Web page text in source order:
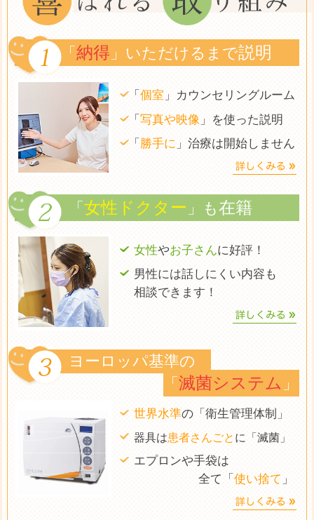
「納得 」いただけるまで説明
「 個室 」カウンセリングルーム
「 写真や映像 」を使った説明
「 勝手に 」治療は開始しません
「女性ドクター 」も在籍
女性やお子さんに好評！
男性には話しにくい内容も
相談できます！
ヨーロッパ基準の
「滅菌システム 」
世界水準の「衛生管理体制」
器具は患者さんごと に「滅菌」
エプロンや手袋は
全て「 使い捨て 」